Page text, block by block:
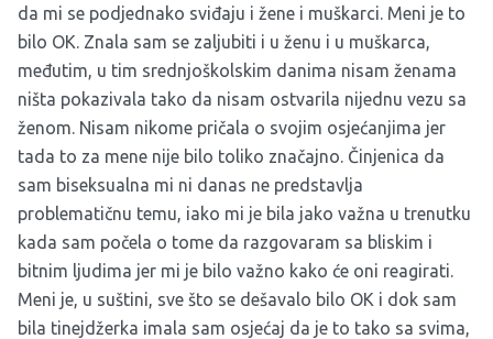
da mi se podjednako sviđaju i žene i muškarci. Meni je to
bilo OK. Znala sam se zaljubiti i u ženu i u muškarca,
međutim, u tim srednjoškolskim danima nisam ženama
ništa pokazivala tako da nisam ostvarila nijednu vezu sa
ženom. Nisam nikome pričala o svojim osjećanjima jer
tada to za mene nije bilo toliko značajno. Činjenica da
sam biseksualna mi ni danas ne predstavlja
problematičnu temu, iako mi je bila jako važna u trenutku
kada sam počela o tome da razgovaram sa bliskim i
bitnim ljudima jer mi je bilo važno kako će oni reagirati.
Meni je, u suštini, sve što se dešavalo bilo OK i dok sam
bila tinejdžerka imala sam osjećaj da je to tako sa svima,